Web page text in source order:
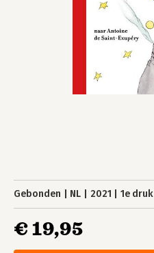
Gebonden NL 2021 1e druk
€ 19,95